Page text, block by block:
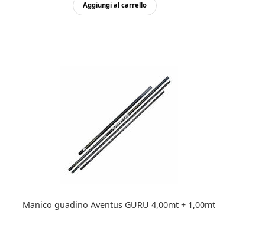
Aggiungi al carrello
Manico guadino Aventus GURU 4,00mt + 1,00mt